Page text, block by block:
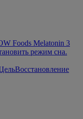
Foods Melatonin 3
режим сна.
Восстановление